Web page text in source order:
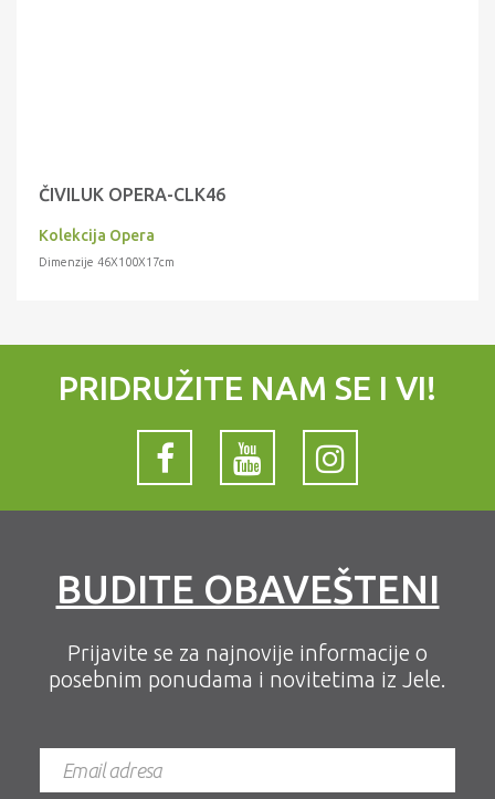
ČIVILUK OPERA-CLK46
Kolekcija Opera
Dimenzije 46X100X17cm
PRIDRUŽITE NAM SE I VI!
BUDITE OBAVEŠTENI
Prijavite se za najnovije informacije o
posebnim ponudama i novitetima iz Jele.